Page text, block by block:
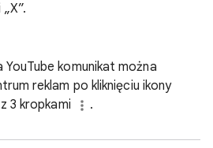
komunikat można
reklam po kliknięciu ikony
3 kropkami .